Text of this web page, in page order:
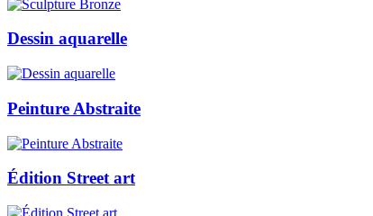
Dessin aquarelle
Peinture Abstraite
Édition Street art